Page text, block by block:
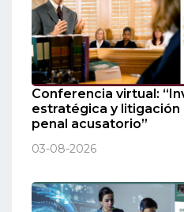
Conferencia virtual:
estratégica y litigación
penal acusatorio”
03-08-2026